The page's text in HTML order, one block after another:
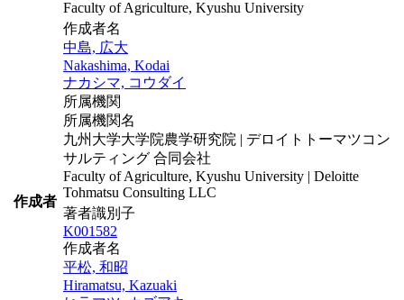
作成者
Faculty of Agriculture, Kyushu University
作成者名
中島, 広大
Nakashima, Kodai
ナカシマ, コウダイ
所属機関
所属機関名
九州大学大学院農学研究院 | デロイトトーマツコン
サルティング 合同会社
Faculty of Agriculture, Kyushu University | Deloitte
Tohmatsu Consulting LLC
著者識別子
K001582
作成者名
平松, 和昭
Hiramatsu, Kazuaki